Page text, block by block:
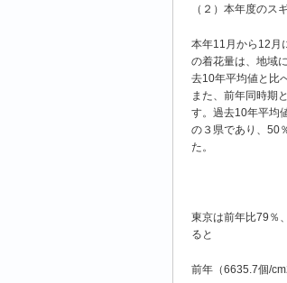
（２）本年度のス
本年11月から12月
の着花量は、地域
去10年平均値と比
また、前年同時期
す。過去10年平均
の３県であり、50
た。
東京は前年比79％
ると
前年（6635.7個/